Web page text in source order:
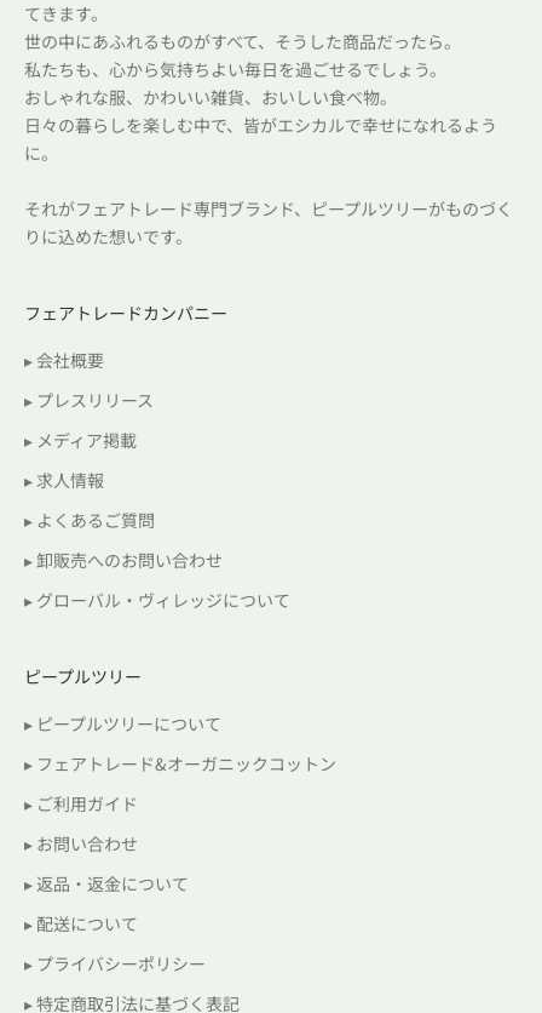
てきます。
世の中にあふれるものがすべて、そうした商品だったら。
私たちも、心から気持ちよい毎日を過ごせるでしょう。
おしゃれな服、かわいい雑貨、おいしい食べ物。
日々の暮らしを楽しむ中で、皆がエシカルで幸せになれるよう
に。
それがフェアトレード専門ブランド、ピープルツリーがものづく
りに込めた想いです。
フェアトレードカンパニー
▸ 会社概要
▸ プレスリリース
▸ メディア掲載
▸ 求人情報
▸ よくあるご質問
▸ 卸販売へのお問い合わせ
▸ グローバル・ヴィレッジについて
ピープルツリー
▸ ピープルツリーについて
▸ フェアトレード&オーガニックコットン
▸ ご利用ガイド
▸ お問い合わせ
▸ 返品・返金について
▸ 配送について
▸ プライバシーポリシー
▸ 特定商取引法に基づく表記